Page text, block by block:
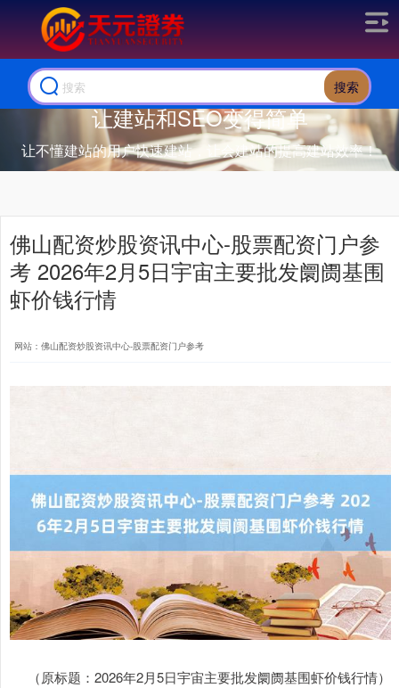
搜索
让建站和SEO变得简单
让不懂建站的用户快速建站，让会建站的提高建站效率！
佛山配资炒股资讯中心-股票配资门户参
考 2026年2月5日宇宙主要批发阛阓基围
虾价钱行情
网站：佛山配资炒股资讯中心-股票配资门户参考
（原标题：2026年2月5日宇宙主要批发阛阓基围虾价钱行情）